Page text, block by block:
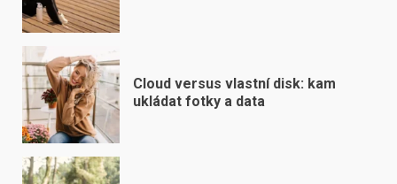
Cloud versus vlastní disk: kam
ukládat fotky a data